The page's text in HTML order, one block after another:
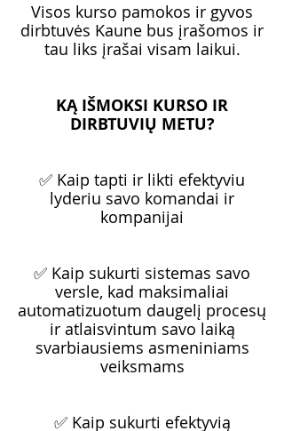
Visos kurso pamokos ir gyvos
dirbtuvės Kaune bus įrašomos ir
tau liks įrašai visam laikui.
KĄ IŠMOKSI KURSO IR
DIRBTUVIŲ METU?
✅ Kaip tapti ir likti efektyviu
lyderiu savo komandai ir
kompanijai
✅ Kaip sukurti sistemas savo
versle, kad maksimaliai
automatizuotum daugelį procesų
ir atlaisvintum savo laiką
svarbiausiems asmeniniams
veiksmams
✅ Kaip sukurti efektyvią